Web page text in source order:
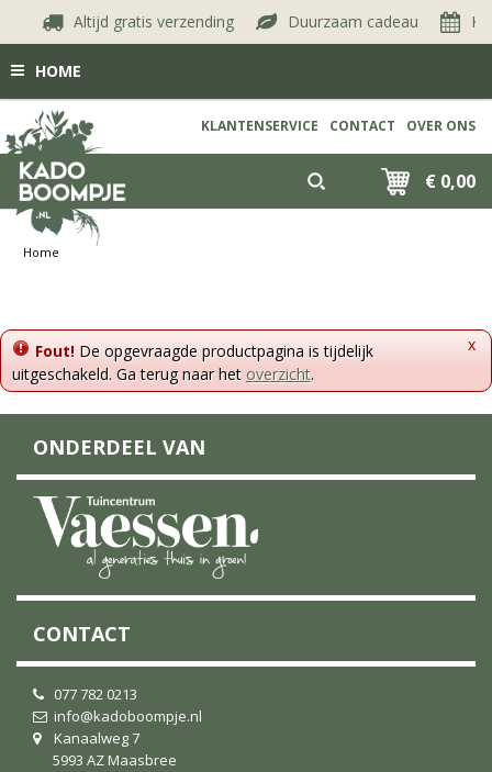
HOME
Home
KLANTENSERVICE CONTACT OVER ONS
Altijd gratis verzending Duurzaam cadeau
€ 0,00
x
Fout! De opgevraagde productpagina is tijdelijk
uitgeschakeld. Ga terug naar het overzicht.
ONDERDEEL VAN
CONTACT
077 782 0213
info@kadoboompje.nl
Kanaalweg 7
5993 AZ Maasbree